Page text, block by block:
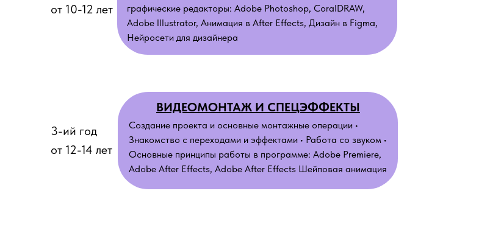
графические редакторы: Adobe Photoshop, CoralDRAW,
Adobe Illustrator, Анимация в After Effects, Дизайн в Figma,
Нейросети для дизайнера
ВИДЕОМОНТАЖ И СПЕЦЭФФЕКТЫ
Создание проекта и основные монтажные операции •
Знакомство с переходами и эффектами • Работа со звуком •
Основные принципы работы в программе: Adobe Premiere,
Adobe After Effects, Adobe After Effects Шейповая анимация
от 10-12 лет
3-ий год
от 12-14 лет